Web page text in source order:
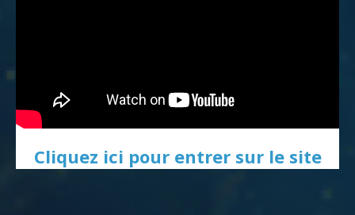
Cliquez ici pour entrer sur le site